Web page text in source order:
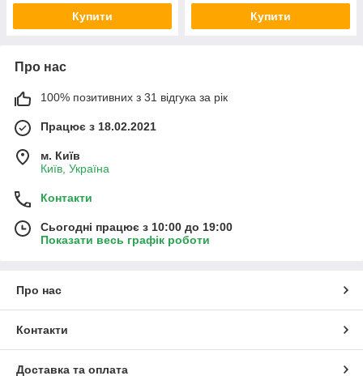
Купити Купити
Про нас
100% позитивних з 31 відгука за рік
Працює з 18.02.2021
м. Київ
Київ, Україна
Контакти
Сьогодні працює з 10:00 до 19:00
Показати весь графік роботи
Про нас
Контакти
Доставка та оплата